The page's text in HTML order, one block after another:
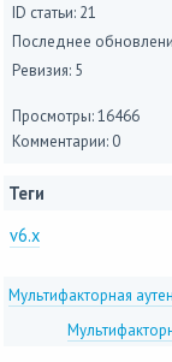
ID статьи: 21
Последнее
Ревизия: 5
Просмотры: 16466
Комментарии: 0
Теги
v6.x
Мультифакторная